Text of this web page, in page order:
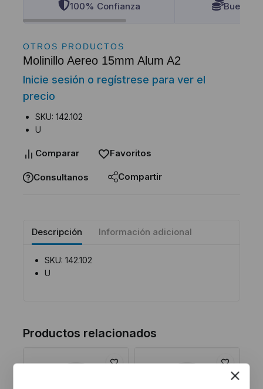
100% Confianza Buenos
OTROS PRODUCTOS
Molinillo Aereo 15mm Alum A2
Inicie sesión o regístrese para ver el
precio
SKU: 142.102
U
Comparar Favoritos
Consultanos Compartir
Descripción Información adicional
SKU: 142.102
U
Productos relacionados